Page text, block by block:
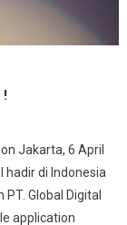
!
Jakarta, 6 April
hadir di Indonesia
Global Digital
application